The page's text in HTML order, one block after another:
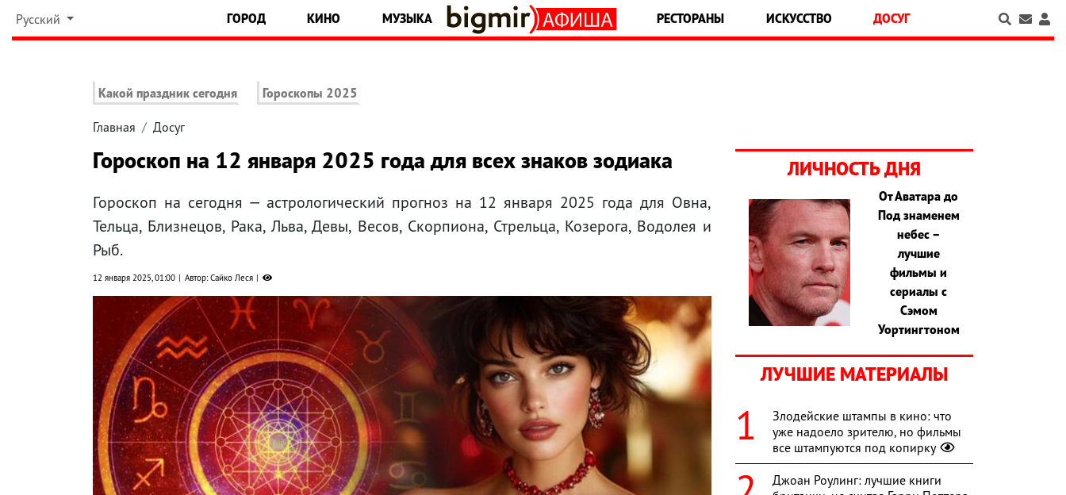
Русский ГОРОД КИНО МУЗЫКА РЕСТОРАНЫ ИСКУССТВО ДОСУГ
Какой праздник сегодня Гороскопы 2025
Главная Досуг
Гороскоп на 12 января 2025 года для всех знаков зодиака
Гороскоп на сегодня — астрологический прогноз на 12 января 2025 года для Овна,
Тельца, Близнецов, Рака, Льва, Девы, Весов, Скорпиона, Стрельца, Козерога, Водолея и
Рыб.
12 января 2025, 01:00 Автор: Сайко Леся
ЛИЧНОСТЬ ДНЯ
От Аватара до
Под знаменем
небес –
лучшие
фильмы и
сериалы с
Сэмом
Уортингтоном
ЛУЧШИЕ МАТЕРИАЛЫ
Злодейские штампы в кино: что
уже надоело зрителю, но фильмы
все штампуются под копирку
Джоан Роулинг: лучшие книги